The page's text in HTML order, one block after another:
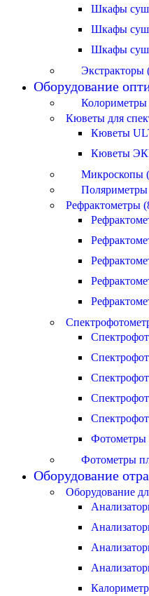
Шкафы
Шкафы
Шкафы
Экстракторы
Оборудование
Колориметры
Кюветы для
Кюветы
Кюветы
Микроскопы
Поляриметры
Рефрактометры
Фотометры
Оборудование
Оборудование